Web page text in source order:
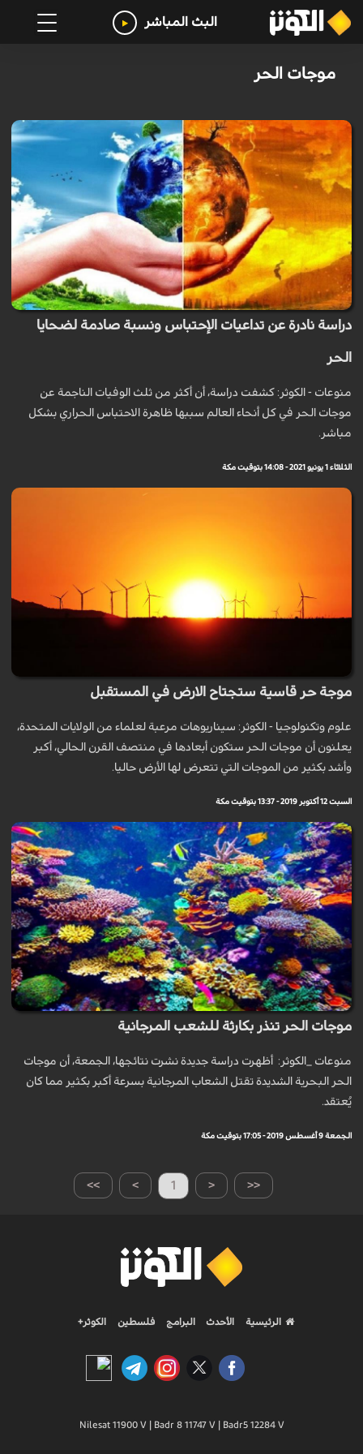
البث المباشر
موجات الحر
دراسة نادرة عن تداعيات الإحتباس ونسبة صادمة لضحايا
الحر
منوعات - الكوثر: كشفت دراسة، أن أكثر من ثلث الوفيات الناجمة عن
موجات الحر في كل أنحاء العالم سببها ظاهرة الاحتباس الحراري بشكل
مباشر.
الثلاثاء 1 يونيو 2021 - 14:08 بتوقيت مكة
موجة حر قاسية ستجتاح الارض في المستقبل
علوم وتكنولوجيا - الكوثر: سيناريوهات مرعبة لعلماء من الولايات المتحدة،
يعلنون أن موجات الحر ستكون أبعادها في منتصف القرن الحالي، أكبر
وأشد بكثير من الموجات التي تتعرض لها الأرض حاليا.
السبت 12 أكتوبر 2019 - 13:37 بتوقيت مكة
موجات الحر تنذر بكارثة للشعب المرجانية
منوعات _الكوثر: أظهرت دراسة جديدة نشرت نتائجها، الجمعة، أن موجات
الحر البحرية الشديدة تقتل الشعاب المرجانية بسرعة أكبر بكثير مما كان
يُعتقد.
الجمعة 9 أغسطس 2019 - 17:05 بتوقيت مكة
>> > 1 < <<
الرئيسية الأحدث البرامج فلسطين الكوثر+
Nilesat 11900 V | Badr 8 11747 V | Badr5 12284 V